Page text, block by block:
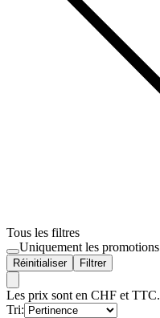
Tous les filtres
Uniquement les promotions
Réinitialiser Filtrer
Les prix sont en CHF et TTC.
Tri: